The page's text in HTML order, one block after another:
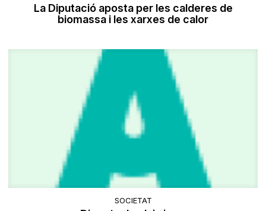
La Diputació aposta per les calderes de
biomassa i les xarxes de calor
SOCIETAT